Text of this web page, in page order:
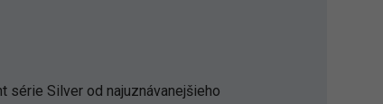
série Silver od najuznávanejšieho